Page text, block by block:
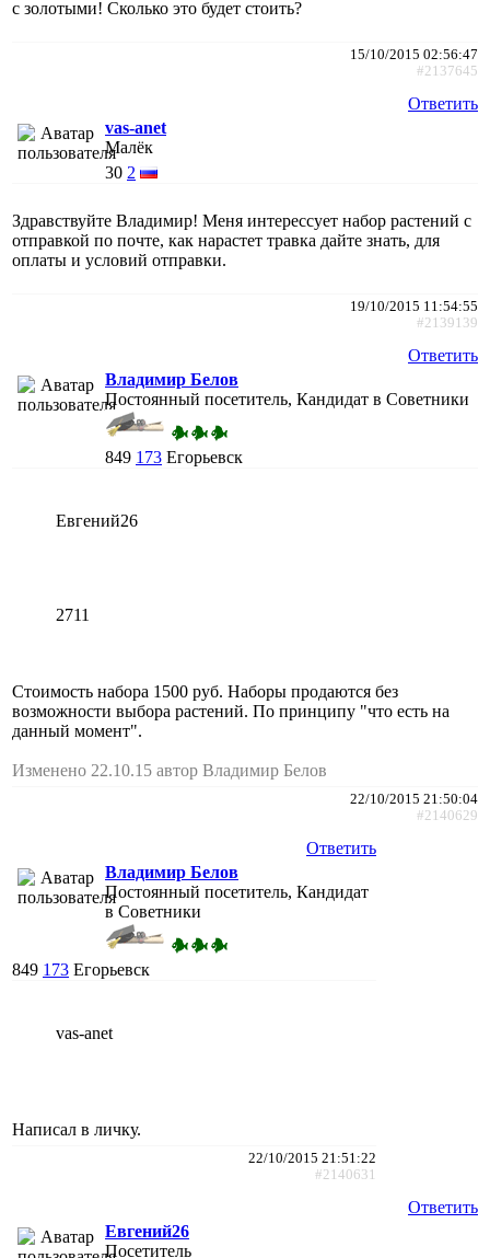
с золотыми! Сколько это будет стоить?
15/10/2015 02:56:47
#2137645
Ответить
vas-anet
Малёк
30 2
Здравствуйте Владимир! Меня интерессует набор растений с
отправкой по почте, как нарастет травка дайте знать, для
оплаты и условий отправки.
19/10/2015 11:54:55
#2139139
Ответить
Владимир Белов
Постоянный посетитель, Кандидат в Советники
849 173 Егорьевск
Евгений26
2711
Стоимость набора 1500 руб. Наборы продаются без
возможности выбора растений. По принципу "что есть на
данный момент".
Изменено 22.10.15 автор Владимир Белов
22/10/2015 21:50:04
#2140629
Ответить
Владимир Белов
Постоянный посетитель, Кандидат
в Советники
849 173 Егорьевск
vas-anet
Написал в личку.
22/10/2015 21:51:22
#2140631
Ответить
Евгений26
Посетитель